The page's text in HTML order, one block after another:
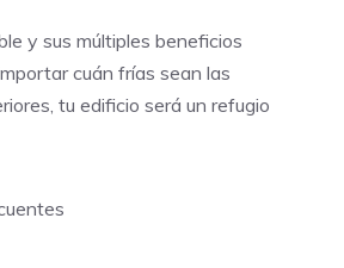
y sus múltiples beneficios
cuán frías sean las
tu edificio será un refugio